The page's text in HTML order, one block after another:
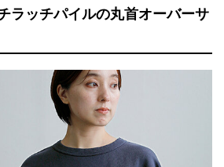
ラッチパイルの丸首オーバーサ